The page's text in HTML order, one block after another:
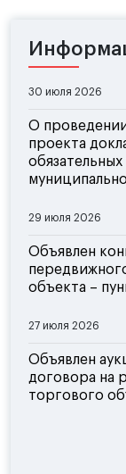
30 июля 2026
О
проекта
29 июля 2026
Объявлен
объекта –
27 июля 2026
Объявлен
договора на
торгового